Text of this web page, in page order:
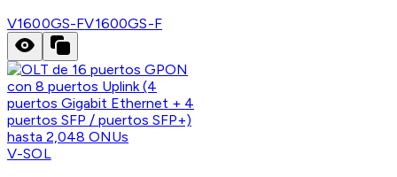
V1600GS-FV1600GS-F
V-SOL